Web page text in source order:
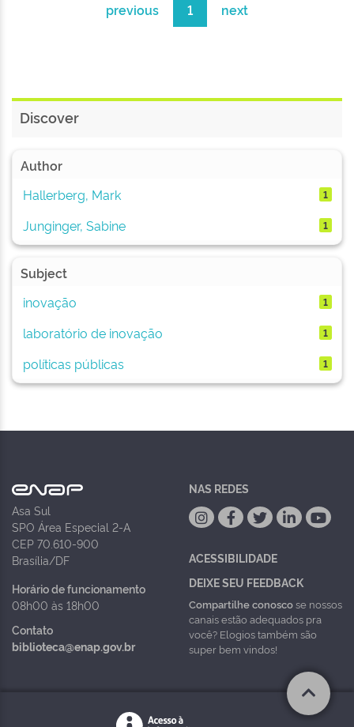
previous 1 next
Discover
Author
Hallerberg, Mark
1
Junginger, Sabine 1
Subject
inovação
1
laboratório de inovação 1
políticas públicas 1
Asa Sul
SPO Área Especial 2-A
CEP 70.610-900
Brasília/DF
Horário de funcionamento
08h00 às 18h00
Contato
biblioteca@enap.gov.br
NAS REDES
ACESSIBILIDADE
DEIXE SEU FEEDBACK
Compartilhe conoscose nossos
canais estão adequados pra
você? Elogios também são
super bem vindos!